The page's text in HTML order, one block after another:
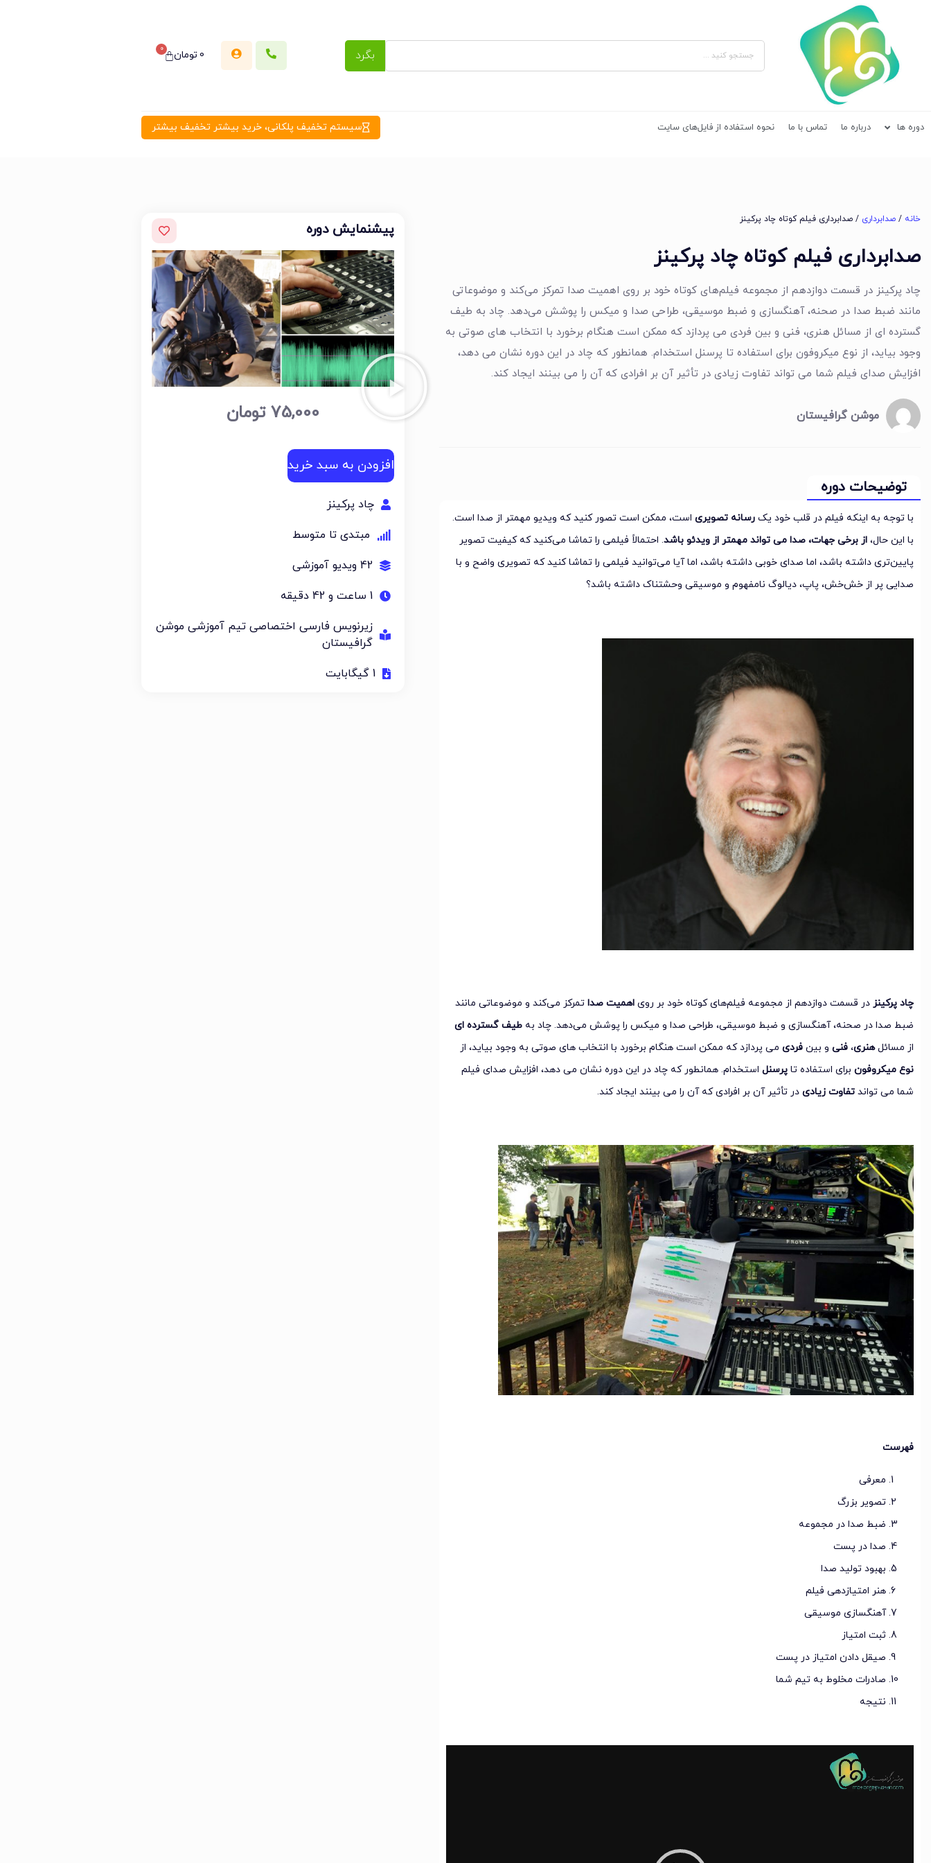
بگرد 0تومان 0
دوره ها درباره ما تماس با ما نحوه استفاده از فایل‌های سایت سیستم تخفیف پلکانی، خرید بیشتر تخفیف بیشتر
خانه / صدابرداری / صدابرداری فیلم کوتاه چاد پرکینز
صدابرداری فیلم کوتاه چاد پرکینز
چاد پرکینز در قسمت دوازدهم از مجموعه فیلم‌های کوتاه خود بر روی اهمیت صدا تمرکز می‌کند و موضوعاتی
مانند ضبط صدا در صحنه، آهنگسازی و ضبط موسیقی، طراحی صدا و میکس را پوشش می‌دهد. چاد به طیف
گسترده ای از مسائل هنری، فنی و بین فردی می پردازد که ممکن است هنگام برخورد با انتخاب های صوتی به
وجود بیاید، از نوع میکروفون برای استفاده تا پرسنل استخدام. همانطور که چاد در این دوره نشان می دهد،
افزایش صدای فیلم شما می تواند تفاوت زیادی در تأثیر آن بر افرادی که آن را می بینند ایجاد کند.
موشن گرافیستان
توضیحات دوره
با توجه به اینکه فیلم در قلب خود یک رسانه تصویری است، ممکن است تصور کنید که ویدیو مهمتر از صدا است.
با این حال، از برخی جهات، صدا می تواند مهمتر از ویدئو باشد. احتمالاً فیلمی را تماشا می‌کنید که کیفیت تصویر
پایین‌تری داشته باشد، اما صدای خوبی داشته باشد، اما آیا می‌توانید فیلمی را تماشا کنید که تصویری واضح و با
صدایی پر از خش‌خش، پاپ، دیالوگ نامفهوم و موسیقی وحشتناک داشته باشد؟
چاد پرکینز در قسمت دوازدهم از مجموعه فیلم‌های کوتاه خود بر روی اهمیت صدا تمرکز می‌کند و موضوعاتی مانند
ضبط صدا در صحنه، آهنگسازی و ضبط موسیقی، طراحی صدا و میکس را پوشش می‌دهد. چاد به طیف گسترده ای
از مسائلهنری، فنی و بین فردی می پردازد که ممکن است هنگام برخورد با انتخاب های صوتی به وجود بیاید، از
نوع میکروفون برای استفاده تا پرسنل استخدام. همانطور که چاد در این دوره نشان می دهد، افزایش صدای فیلم
شما می تواند تفاوت زیادی در تأثیر آن بر افرادی که آن را می بینند ایجاد کند.
فهرست
معرفی
تصویر بزرگ
ضبط صدا در مجموعه
صدا در پست
بهبود تولید صدا
هنر امتیازدهی فیلم
آهنگسازی موسیقی
ثبت امتیاز
صیقل دادن امتیاز در پست
صادرات مخلوط به تیم شما
نتیجه
ویدیو
پیشنمایش دوره
75,000 تومان
افزودن به سبد خرید
چاد پرکینز
مبتدی تا متوسط
42 ویدیو آموزشی
1 ساعت و 42 دقیقه
زیرنویس فارسی اختصاصی تیم آموزشی موشن
گرافیستان
1 گیگابایت